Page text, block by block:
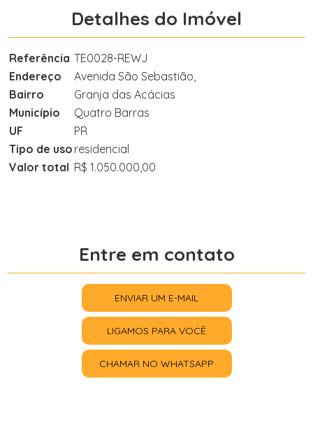
Detalhes do Imóvel
Referência TE0028-REWJ
Endereço
Avenida São Sebastião,
Bairro
Granja das Acácias
Município
Quatro Barras
UF
PR
Tipo de uso residencial
Valor total R$ 1.050.000,00
Entre em contato
ENVIAR UM E-MAIL
LIGAMOS PARA VOCÊ
CHAMAR NO WHATSAPP